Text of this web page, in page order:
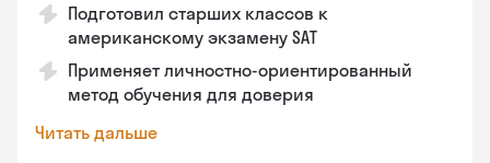
Подготовил старших классов к
американскому экзамену SAT
Применяет личностно-ориентированный
метод обучения для доверия
Читать дальше